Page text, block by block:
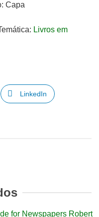
Capa
Livros em
LinkedIn